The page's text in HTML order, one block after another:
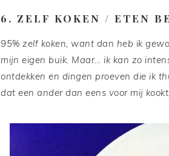
6. ZELF KOKEN / ETEN
95% zelf koken, want dan heb ik
mijn eigen buik. Maar… ik kan zo
ontdekken en dingen proeven die ik
dat een ander dan eens voor mij